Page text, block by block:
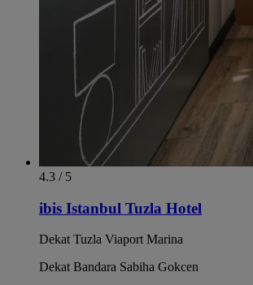
4.3 / 5
ibis Istanbul Tuzla Hotel
Dekat Tuzla Viaport Marina
Dekat Bandara Sabiha Gokcen